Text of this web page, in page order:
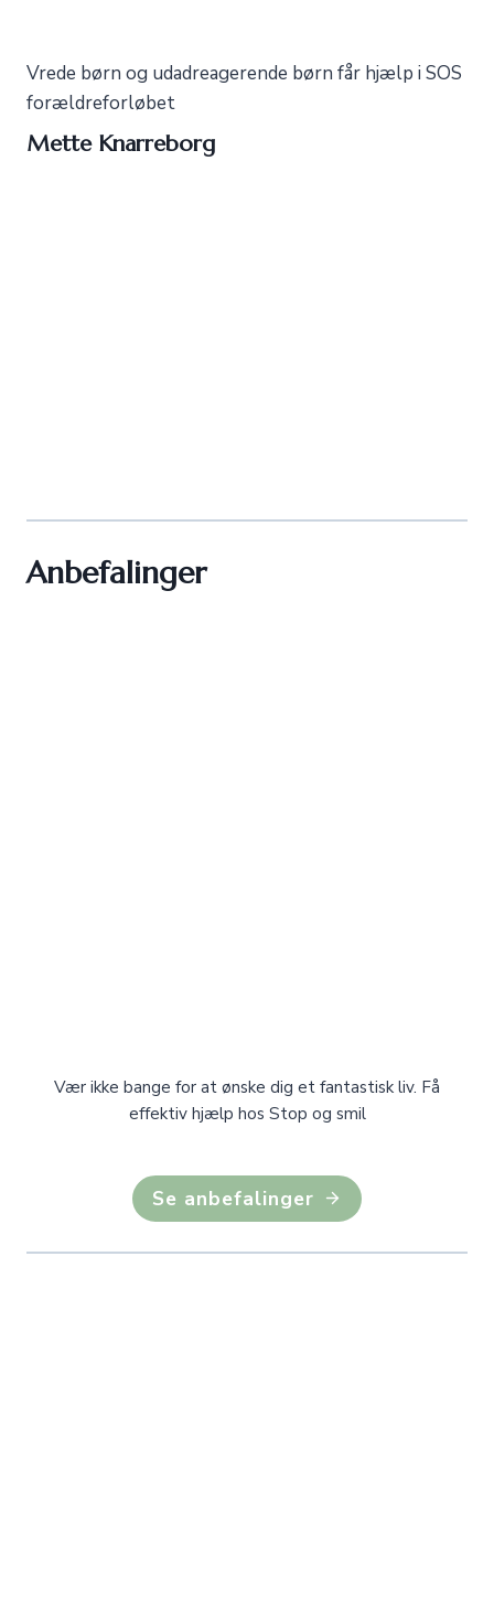
Vrede børn og udadreagerende børn får hjælp i SOS
forældreforløbet
Mette Knarreborg
Anbefalinger
Vær ikke bange for at ønske dig et fantastisk liv. Få
effektiv hjælp hos Stop og smil
Se anbefalinger